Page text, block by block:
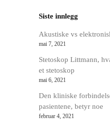
Siste innlegg
Akustiske vs
mai 7, 2021
Stetoskop Littmann,
et stetoskop
mai 6, 2021
Den kliniske
pasientene, betyr noe
februar 4, 2021